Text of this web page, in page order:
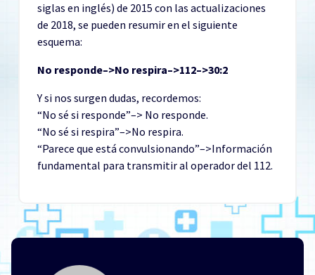
siglas en inglés) de 2015 con las actualizaciones
de 2018, se pueden resumir en el siguiente
esquema:
No responde–>No respira–>112–>30:2
Y si nos surgen dudas, recordemos:
“No sé si responde”–> No responde.
“No sé si respira”–>No respira.
“Parece que está convulsionando”–>Información
fundamental para transmitir al operador del 112.